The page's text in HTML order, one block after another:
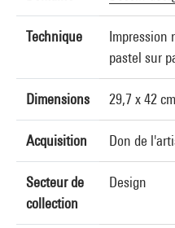
Technique
Impression
pastel sur
Dimensions 29,7 x 42 cm
Acquisition Don de
Secteur de
collection
Design